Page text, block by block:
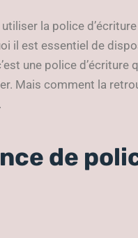
la police
il est essentiel de
une police d’écriture
Mais comment la
de